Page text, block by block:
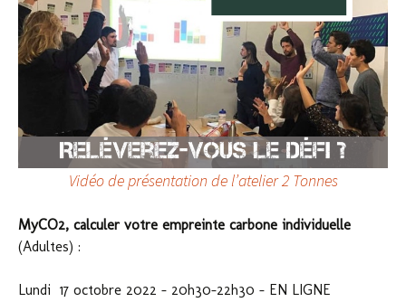
Vidéo de présentation de l’atelier 2 Tonnes
MyCO2, calculer votre empreinte carbone individuelle
(Adultes) :
Lundi 17 octobre 2022 – 20h30-22h30 – EN LIGNE